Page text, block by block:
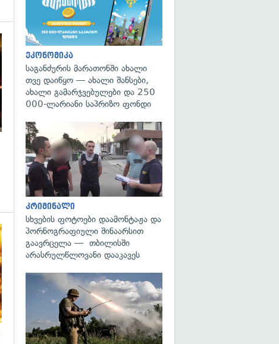
გადახედვა
ეკონომიკა
საგანძურის მარათონში ახალი
თვე დაიწყო — ახალი შანსები,
ახალი გამარჯვებულები და 250
000-ლარიანი საპრიზო ფონდი
კრიმინალი
სხვების ფოტოები დაამონტაჟა და
პორნოგრაფიული შინაარსით
გაავრცელა — თბილისში
არასრულწლოვანი დააკავეს